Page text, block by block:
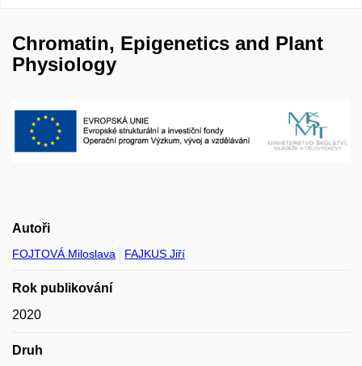
Chromatin, Epigenetics and Plant
Physiology
Autoři
FOJTOVÁ Miloslava FAJKUS Jiří
Rok publikování
2020
Druh